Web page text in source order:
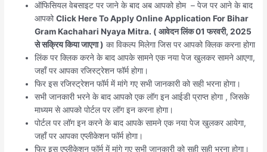
ऑफिसियल वेबसाइट पर जाने के बाद अब आपको होम – पेज पर आने के बाद
आपकोClick Here To Apply Online Application For Bihar
Gram Kachahari Nyaya Mitra. ( आवेदन लिंक 01 फरवरी, 2025
से सक्रिय किया जाएगा ) का विकल्प मिलेगा जिस पर आपको क्लिक करना होगा
लिंक पर क्लिक करने के बाद आपके सामने एक नया पेज खुलकर सामने आएगा,
जहाँ पर आपका रजिस्ट्रेशन फॉर्म होगा।
फिर इस रजिस्ट्रेशन फॉर्म में मांगे गए सभी जानकारी को सही भरना होगा।
सभी जानकारी भरने के बाद आपको एक लॉग इन आईडी प्राप्त होगा , जिसके
माध्यम से आपको पोर्टल पर लॉग इन करना होगा।
पोर्टल पर लॉग इन करने के बाद आपके सामने एक नया पेज खुलकर आयेगा,
जहाँ पर आपका एप्लीकेशन फॉर्म होगा।
फिर इस एप्लीकेशन फॉर्म में मांगे गए सभी जानकारी को सही सही भरना होगा।